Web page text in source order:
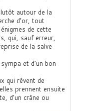
autour de la
d’or, tout
de cette
qui, sauf erreur,
de la salve
et d’un bon
qui rêvent de
prennent ensuite
d’un crâne ou